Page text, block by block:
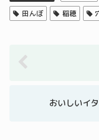
田んぼ
稲穂
おいしいイ